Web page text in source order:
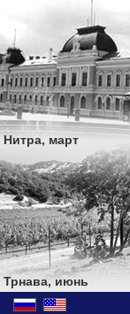
Нитра, март
Трнава, июнь